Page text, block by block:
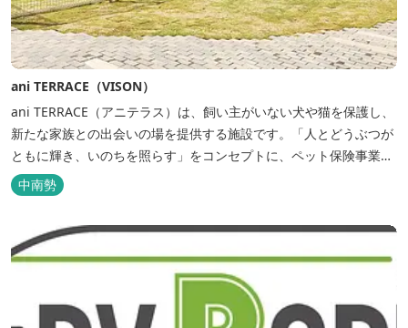
ani TERRACE（VISON）
ani TERRACE（アニテラス）は、飼い主がいない犬や猫を保護し、
新たな家族との出会いの場を提供する施設です。「人とどうぶつが
ともに輝き、いのちを照らす」をコンセプトに、ペット保険事業を
行うアニコムグループが運営します。また、本施設では、飼い主様
と一緒にVISONへ訪れたペットを一時的にお預かりするペットホテ
ルをご用意しているほか、広々...
中南勢